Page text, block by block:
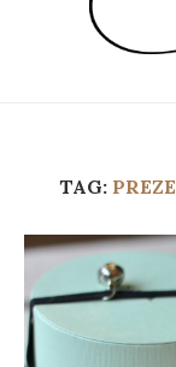
TAG: